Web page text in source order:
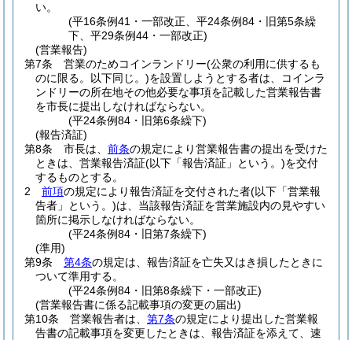
い。
(平16条例41・一部改正、平24条例84・旧第5条繰
下、平29条例44・一部改正)
(営業報告)
第7条
営業のためコインランドリー(公衆の利用に供するも
のに限る。以下同じ。)を設置しようとする者は、コインラ
ンドリーの所在地その他必要な事項を記載した営業報告書
を市長に提出しなければならない。
(平24条例84・旧第6条繰下)
(報告済証)
第8条
市長は、 前条の規定により営業報告書の提出を受けた
ときは、営業報告済証(以下「報告済証」という。)を交付
するものとする。
2
前項の規定により報告済証を交付された者(以下「営業報
告者」という。)は、当該報告済証を営業施設内の見やすい
箇所に掲示しなければならない。
(平24条例84・旧第7条繰下)
(準用)
第9条
第4条の規定は、報告済証を亡失又はき損したときに
ついて準用する。
(平24条例84・旧第8条繰下・一部改正)
(営業報告書に係る記載事項の変更の届出)
第10条
営業報告者は、 第7条の規定により提出した営業報
告書の記載事項を変更したときは、報告済証を添えて、速